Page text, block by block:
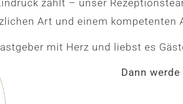
zählt – unser
Art und einem
mit Herz und liebst es
Dann